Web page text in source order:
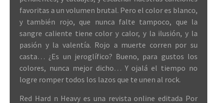
favoritas a un volumen brutal. Pero el color es blanco,
y también rojo, que nunca falte tampoco, que la
sangre caliente tiene color y calor, y la ilusión, y la
pasión y la valentía. Rojo a muerte corren por su
casta… ¿Es un jeroglífico? Bueno, para gustos los
colores, nunca mejor dicho… Y ojalá el tiempo no
logre romper todos los lazos que te unen al rock.
Red Hard n Heavy es una revista online editada Por